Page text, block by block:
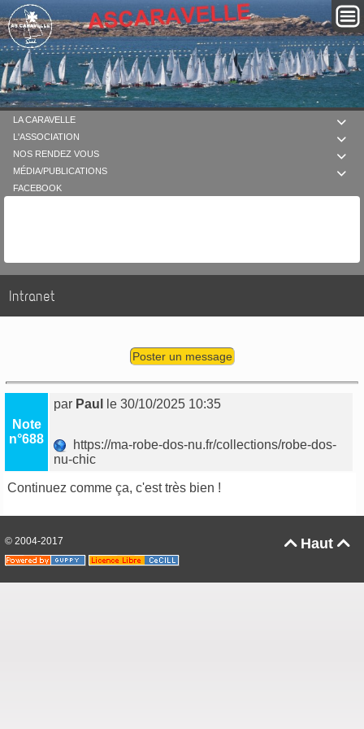

LA CARAVELLE

L'ASSOCIATION

NOS RENDEZ VOUS

MÉDIA/PUBLICATIONS
FACEBOOK
Intranet
Poster un message
Note
n°688
par Paul le 30/10/2025 10:35
https://ma-robe-dos-nu.fr/collections/robe-dos-
nu-chic
Continuez comme ça, c'est très bien !
Haut 
© 2004-2017